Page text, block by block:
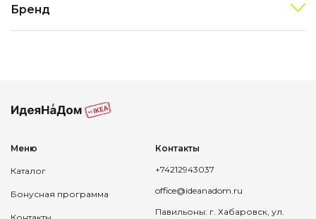
Бренд
Меню
Каталог
Бонусная программа
Контакты
+74212943037
office@ideanadom.ru
Павильоны: г. Хабаровск, ул.